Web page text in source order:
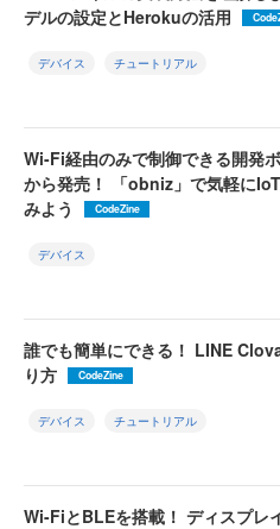
デルの設定とHerokuの活用
デバイス チュートリアル
Wi-Fi経由のみで制御できる開発
から発売！ 「obniz」で気軽に
みよう
CodeZine
デバイス
誰でも簡単にできる！ LINE
り方
CodeZine
デバイス チュートリアル
Wi-FiとBLEを搭載！ ディスプレ